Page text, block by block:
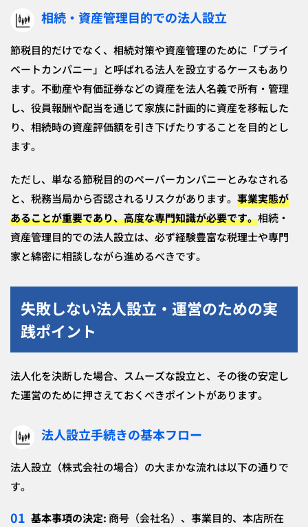
相続・資産管理目的での法人設立
節税目的だけでなく、相続対策や資産管理のために「プライ
ベートカンパニー」と呼ばれる法人を設立するケースもあり
ます。不動産や有価証券などの資産を法人名義で所有・管理
し、役員報酬や配当を通じて家族に計画的に資産を移転した
り、相続時の資産評価額を引き下げたりすることを目的とし
ます。
ただし、単なる節税目的のペーパーカンパニーとみなされる
と、税務当局から否認されるリスクがあります。 事業実態が
あることが重要であり、高度な専門知識が必要です。相続・
資産管理目的での法人設立は、必ず経験豊富な税理士や専門
家と綿密に相談しながら進めるべきです。
失敗しない法人設立・運営のための実
践ポイント
法人化を決断した場合、スムーズな設立と、その後の安定し
た運営のために押さえておくべきポイントがあります。
法人設立手続きの基本フロー
法人設立（株式会社の場合）の大まかな流れは以下の通りで
す。
基本事項の決定: 商号（会社名）、事業目的、本店所在